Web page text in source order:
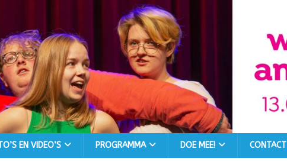
EN VIDEO’S PROGRAMMA DOE MEE! CONTACT